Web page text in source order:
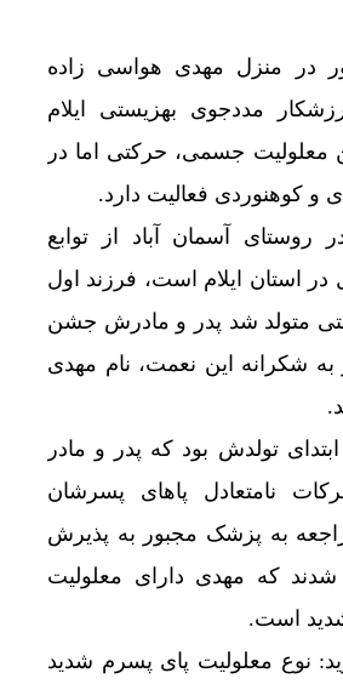
در منزل مهدی هواسی زاده
مددجوی بهزیستی ایلام
معلولیت جسمی، حرکتی اما در
و کوهنوردی فعالیت دارد.
سال ۶۸ در روستای آسمان آباد از توابع
استان ایلام است، فرزند اول
متولد شد پدر و مادرش جشن
شکرانه این نعمت، نام مهدی
تولدش بود که پدر و مادر
نامتعادل پاهای پسرشان
به پزشک مجبور به پذیرش
شدند که مهدی دارای معلولیت
است.
نوع معلولیت پای پسرم شدید